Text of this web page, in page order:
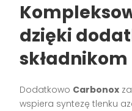
dzięki
składnikom
Dodatkowo Carbonox
wspiera syntezę tlenku